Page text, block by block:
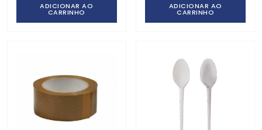
ADICIONAR AO
CARRINHO
ADICIONAR AO
CARRINHO